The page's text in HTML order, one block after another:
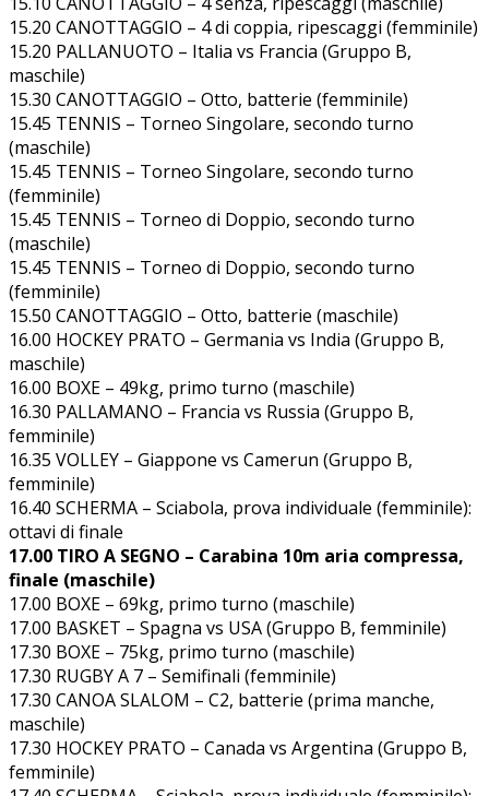
15.20 CANOTTAGGIO – 4 di coppia, ripescaggi (femminile)
15.20 PALLANUOTO – Italia vs Francia (Gruppo B,
maschile)
15.30 CANOTTAGGIO – Otto, batterie (femminile)
15.45 TENNIS – Torneo Singolare, secondo turno
(maschile)
15.45 TENNIS – Torneo Singolare, secondo turno
(femminile)
15.45 TENNIS – Torneo di Doppio, secondo turno
(maschile)
15.45 TENNIS – Torneo di Doppio, secondo turno
(femminile)
15.50 CANOTTAGGIO – Otto, batterie (maschile)
16.00 HOCKEY PRATO – Germania vs India (Gruppo B,
maschile)
16.00 BOXE – 49kg, primo turno (maschile)
16.30 PALLAMANO – Francia vs Russia (Gruppo B,
femminile)
16.35 VOLLEY – Giappone vs Camerun (Gruppo B,
femminile)
16.40 SCHERMA – Sciabola, prova individuale (femminile):
ottavi di finale
17.00 TIRO A SEGNO – Carabina 10m aria compressa,
finale (maschile)
17.00 BOXE – 69kg, primo turno (maschile)
17.00 BASKET – Spagna vs USA (Gruppo B, femminile)
17.30 BOXE – 75kg, primo turno (maschile)
17.30 RUGBY A 7 – Semifinali (femminile)
17.30 CANOA SLALOM – C2, batterie (prima manche,
maschile)
17.30 HOCKEY PRATO – Canada vs Argentina (Gruppo B,
femminile)